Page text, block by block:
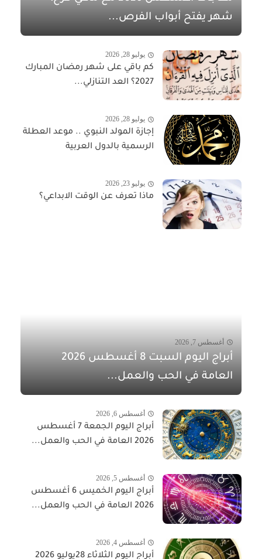
شهر يفتح أبواب الفرص...
يوليو 28, 2026
كم باقي على شهر رمضان المبارك
2027؟ العد التنازلي...
يوليو 28, 2026
إجازة المولد النبوي .. موعد العطلة
الرسمية بالدول العربية
يوليو 23, 2026
ماذا تعرف عن الوقت الابداعي؟
أغسطس 7, 2026
أبراج اليوم السبت 8 أغسطس 2026
العامة في الحب والعمل...
أغسطس 6, 2026
أبراج اليوم الجمعة 7 أغسطس
2026 العامة في الحب والعمل...
أغسطس 5, 2026
أبراج اليوم الخميس 6 أغسطس
2026 العامة في الحب والعمل...
أغسطس 4, 2026
أبراج اليوم الثلاثاء 28يوليو 2026